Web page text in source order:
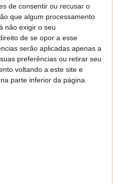
de consentir ou recusar o
que algum processamento
não exigir o seu
de se opor a esse
serão aplicadas apenas a
preferências ou retirar seu
voltando a este site e
parte inferior da página.